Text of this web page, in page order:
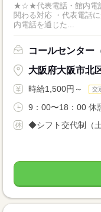
★☆★代表電話・館内電話・サイ
関わる対応 ・代表電話
内電話を通じた...
コールセンター
大阪府大阪市北
時給1,500円～ 交
9：00〜18：00
◆シフト交代制（土